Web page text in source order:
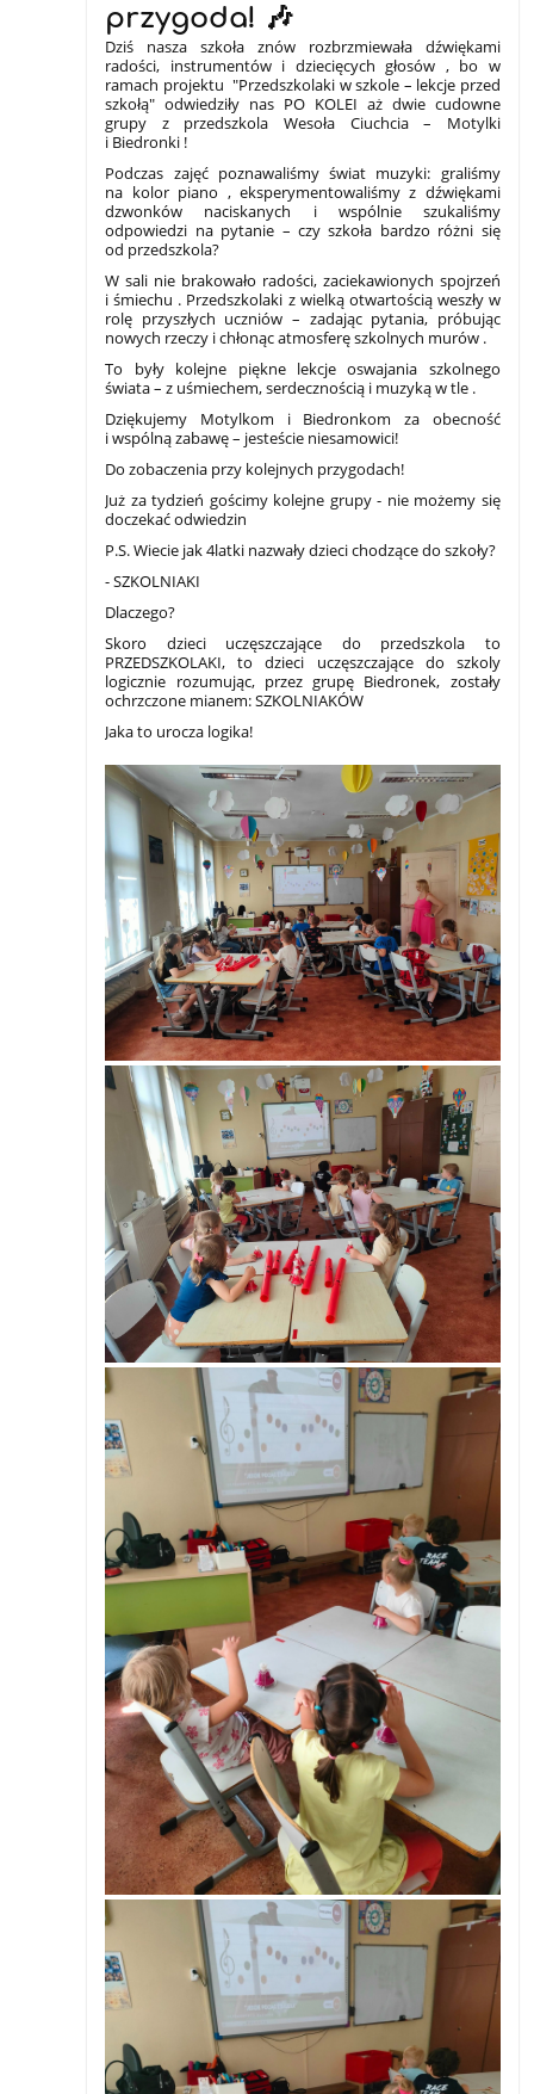
przygoda! 🎶
Dziś nasza szkoła znów rozbrzmiewała dźwiękami
radości, instrumentów i dziecięcych głosów , bo w
ramach projektu "Przedszkolaki w szkole – lekcje przed
szkołą" odwiedziły nas PO KOLEI aż dwie cudowne
grupy z przedszkola Wesoła Ciuchcia – Motylki
i Biedronki !
Podczas zajęć poznawaliśmy świat muzyki: graliśmy
na kolor piano , eksperymentowaliśmy z dźwiękami
dzwonków naciskanych i wspólnie szukaliśmy
odpowiedzi na pytanie – czy szkoła bardzo różni się
od przedszkola?
W sali nie brakowało radości, zaciekawionych spojrzeń
i śmiechu . Przedszkolaki z wielką otwartością weszły w
rolę przyszłych uczniów – zadając pytania, próbując
nowych rzeczy i chłonąc atmosferę szkolnych murów .
To były kolejne piękne lekcje oswajania szkolnego
świata – z uśmiechem, serdecznością i muzyką w tle .
Dziękujemy Motylkom i Biedronkom za obecność
i wspólną zabawę – jesteście niesamowici!
Do zobaczenia przy kolejnych przygodach!
Już za tydzień gościmy kolejne grupy - nie możemy się
doczekać odwiedzin
P.S. Wiecie jak 4latki nazwały dzieci chodzące do szkoły?
- SZKOLNIAKI
Dlaczego?
Skoro dzieci uczęszczające do przedszkola to
PRZEDSZKOLAKI, to dzieci uczęszczające do szkoly
logicznie rozumując, przez grupę Biedronek, zostały
ochrzczone mianem: SZKOLNIAKÓW
Jaka to urocza logika!